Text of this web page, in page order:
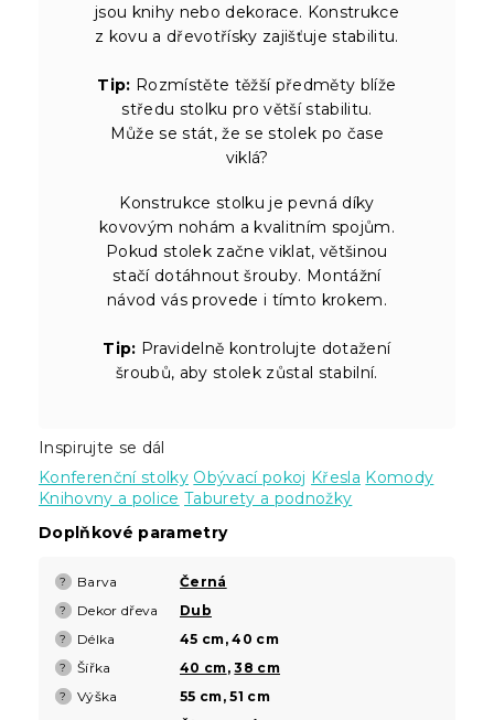
jsou knihy nebo dekorace. Konstrukce
z kovu a dřevotřísky zajišťuje stabilitu.
Tip: Rozmístěte těžší předměty blíže
středu stolku pro větší stabilitu.
Může se stát, že se stolek po čase
viklá?
Konstrukce stolku je pevná díky
kovovým nohám a kvalitním spojům.
Pokud stolek začne viklat, většinou
stačí dotáhnout šrouby. Montážní
návod vás provede i tímto krokem.
Tip: Pravidelně kontrolujte dotažení
šroubů, aby stolek zůstal stabilní.
Inspirujte se dál
Konferenční stolky Obývací pokoj Křesla Komody
Knihovny a police Taburety a podnožky
Doplňkové parametry
? Barva Černá
? Dekor dřeva Dub
? Délka 45 cm, 40 cm
? Šířka 40 cm,38 cm
? Výška
55 cm, 51 cm